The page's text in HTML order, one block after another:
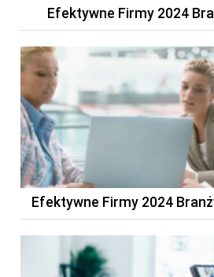
Efektywne Firmy 2024
Efektywne Firmy 2024